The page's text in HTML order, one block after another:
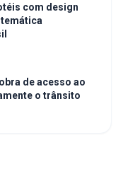
com design
de acesso ao
o trânsito